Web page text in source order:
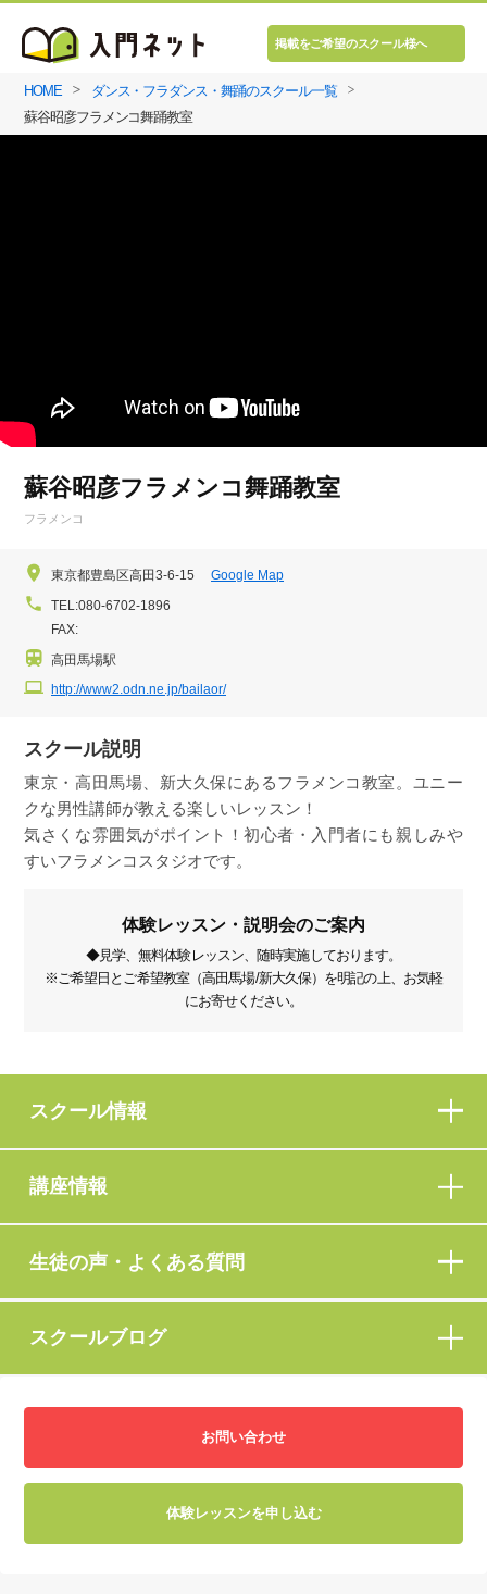
掲載をご希望のスクール様へ
HOME
ダンス・フラダンス・舞踊のスクール一覧
蘇谷昭彦フラメンコ舞踊教室
蘇谷昭彦フラメンコ舞踊教室
フラメンコ
東京都豊島区高田3-6-15Google Map
TEL:080-6702-1896
FAX:
高田馬場駅
http://www2.odn.ne.jp/bailaor/
スクール説明
東京・高田馬場、新大久保にあるフラメンコ教室。ユニー
クな男性講師が教える楽しいレッスン！
気さくな雰囲気がポイント！初心者・入門者にも親しみや
すいフラメンコスタジオです。
体験レッスン・説明会のご案内
◆見学、無料体験レッスン、随時実施しております。
※ご希望日とご希望教室（高田馬場/新大久保）を明記の上、お気軽
にお寄せください。
スクール情報
講座情報
生徒の声・よくある質問
スクールブログ
お問い合わせ
体験レッスンを申し込む